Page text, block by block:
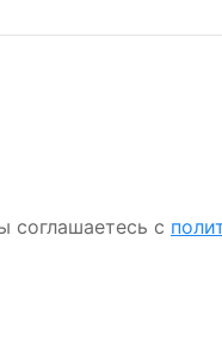
соглашаетесь с